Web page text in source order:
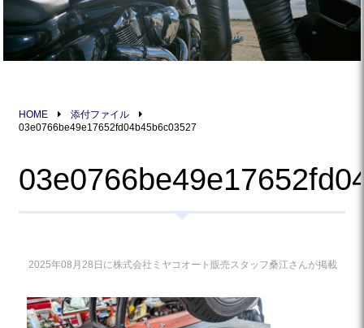
HOME
添付ファイル
03e0766be49e17652fd04b45b6c03527
2025年08月28日に株式会社ミヤコオート販売スタッフ桑江さんが掲載